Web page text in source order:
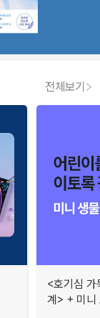
전체보기
<호기심 가
계> + 미니